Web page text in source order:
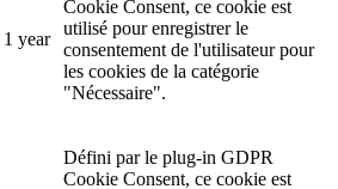
1 year
Cookie Consent, ce cookie est
utilisé pour enregistrer le
consentement de l'utilisateur pour
les cookies de la catégorie
"Nécessaire".
Défini par le plug-in GDPR
Cookie Consent, ce cookie est